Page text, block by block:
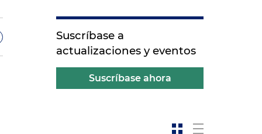
Suscríbase a
actualizaciones y eventos
Suscríbase ahora